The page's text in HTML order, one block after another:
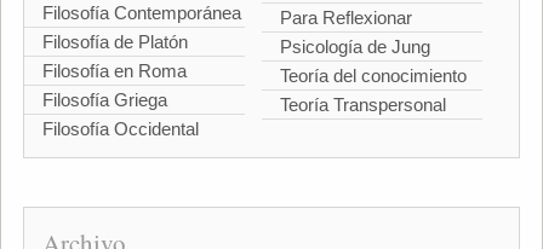
Filosofía Contemporánea
Filosofía de Platón
Filosofía en Roma
Filosofía Griega
Filosofía Occidental
Para Reflexionar
Psicología de Jung
Teoría del conocimiento
Teoría Transpersonal